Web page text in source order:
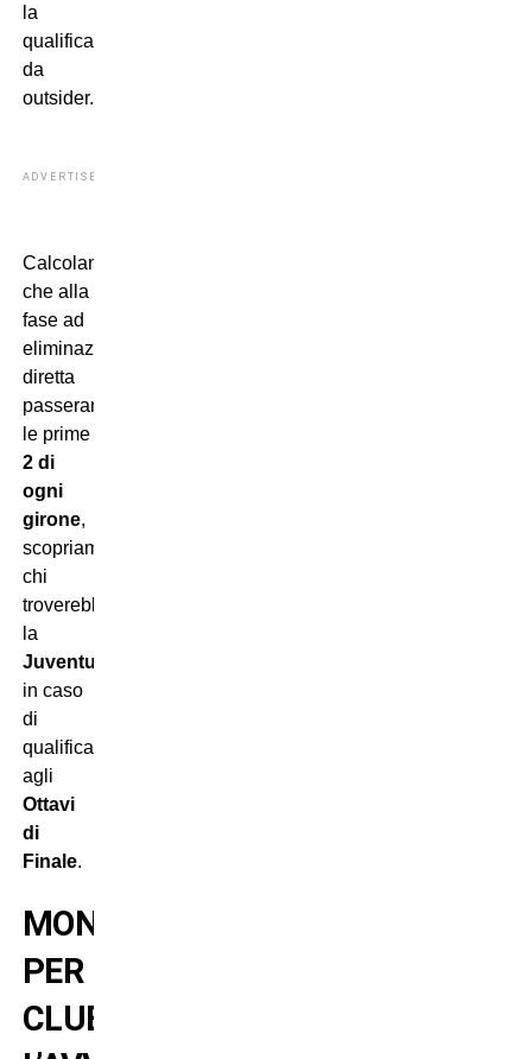
la
qualificazione
da
outsider.
ADVERTISEMENT
Calcolando
che alla
fase ad
eliminazione
diretta
passeranno
le prime
2 di
ogni
girone,
scopriamo
chi
troverebbe
la
Juventus
in caso
di
qualificazione
agli
Ottavi
di
Finale.
MONDIALE
PER
CLUB: